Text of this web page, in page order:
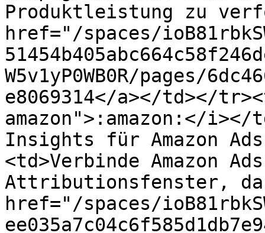
Produktleistung zu
href="/spaces/
W5v1yP0WB0R/pages/
e8069314</a></td></
amazon">:amazon:</
Insights für Amazon
<td>Verbinde Amazon
Attributionsfenster,
href="/spaces/